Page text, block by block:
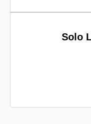
Solo